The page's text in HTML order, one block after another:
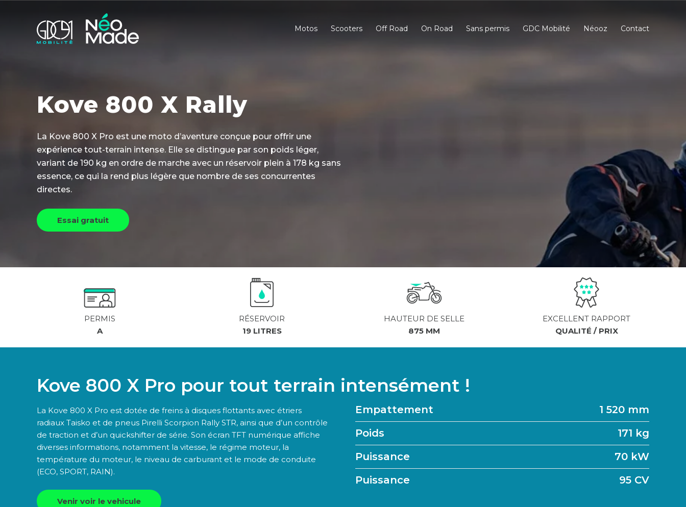
Motos Scooters Off Road On Road Sans permis GDC Mobilité Néooz Contact
Kove 800 X Rally
La Kove 800 X Pro est une moto d’aventure conçue pour offrir une
expérience tout-terrain intense. Elle se distingue par son poids léger,
variant de 190 kg en ordre de marche avec un réservoir plein à 178 kg sans
essence, ce qui la rend plus légère que nombre de ses concurrentes
directes.
Essai gratuit
PERMIS
A
RÉSERVOIR
19 LITRES
HAUTEUR DE SELLE
875 MM
EXCELLENT RAPPORT
QUALITÉ / PRIX
Kove 800 X Pro pour tout terrain intensément !
La Kove 800 X Pro est dotée de freins à disques flottants avec étriers
radiaux Taisko et de pneus Pirelli Scorpion Rally STR, ainsi que d’un contrôle
de traction et d’un quickshifter de série. Son écran TFT numérique affiche
diverses informations, notamment la vitesse, le régime moteur, la
température du moteur, le niveau de carburant et le mode de conduite
(ECO, SPORT, RAIN).
Venir voir le vehicule
Empattement
1 520 mm
Poids
171 kg
Puissance
70 kW
Puissance
95 CV